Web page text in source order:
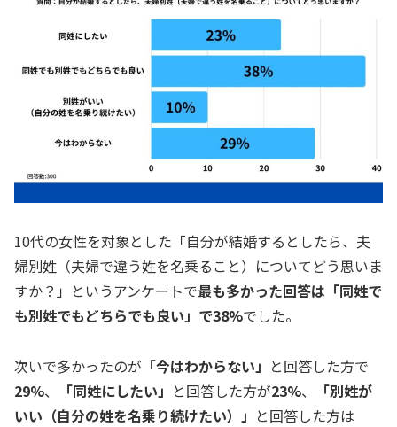
10代の女性を対象とした「自分が結婚するとしたら、夫
婦別姓（夫婦で違う姓を名乗ること）についてどう思いま
すか？」というアンケートで最も多かった回答は「同姓で
も別姓でもどちらでも良い」で38%でした。
次いで多かったのが 「今はわからない 」 と回答した方で
29%、 「同姓にしたい 」 と回答した方が23%、 「別姓が
いい（自分の姓を名乗り続けたい）
」 と回答した方は